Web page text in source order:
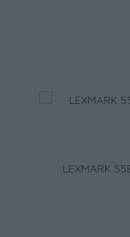
LEXMARK